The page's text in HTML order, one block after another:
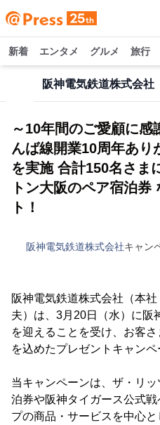
新着 エンタメ グルメ 旅行
阪神電気鉄道株式会社
～10年間のご愛顧に
んば線開業10周年あり
を実施 合計150名さま
トン大阪のペア宿泊
ト！
阪神電気鉄道株式会社キャン
阪神電気鉄道株式会社（本
夫）は、3月20日（水）に阪
を迎えることを受け、お客
を込めたプレゼントキャンペ
当キャンペーンは、ザ・リ
泊券や阪神タイガース公式
プの商品・サービスを中心